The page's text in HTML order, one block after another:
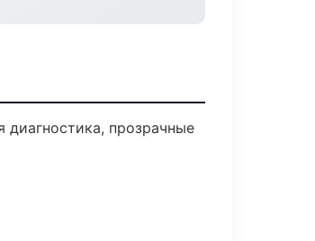
прозрачные